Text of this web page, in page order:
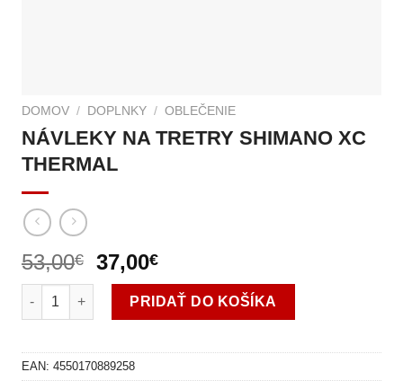
DOMOV / DOPLNKY / OBLEČENIE
NÁVLEKY NA TRETRY SHIMANO XC
THERMAL
53,00€
Pôvodná
cena
bola:
53,00€.
37,00€
cena
je:
37,00€.
množstvo NÁVLEKY NA TRETRY SHIMANO XC THERMAL
PRIDAŤ DO KOŠÍKA
EAN: 4550170889258